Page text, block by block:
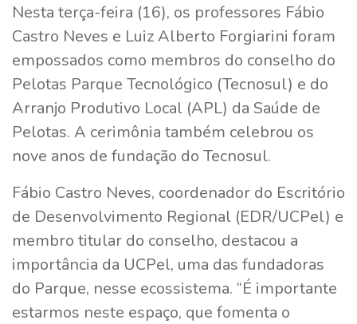
Nesta terça-feira (16), os professores Fábio
Castro Neves e Luiz Alberto Forgiarini foram
empossados como membros do conselho do
Pelotas Parque Tecnológico (Tecnosul) e do
Arranjo Produtivo Local (APL) da Saúde de
Pelotas. A cerimônia também celebrou os
nove anos de fundação do Tecnosul.
Fábio Castro Neves, coordenador do Escritório
de Desenvolvimento Regional (EDR/UCPel) e
membro titular do conselho, destacou a
importância da UCPel, uma das fundadoras
do Parque, nesse ecossistema. “É importante
estarmos neste espaço, que fomenta o